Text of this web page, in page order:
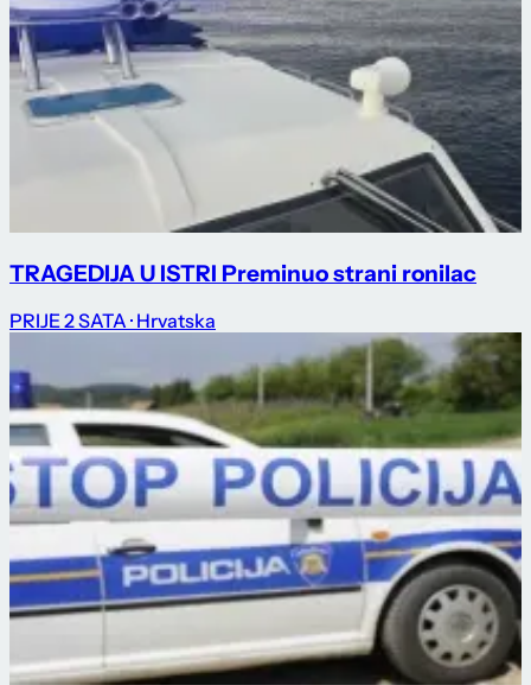
TRAGEDIJA U ISTRI Preminuo strani ronilac
PRIJE 2 SATA · Hrvatska